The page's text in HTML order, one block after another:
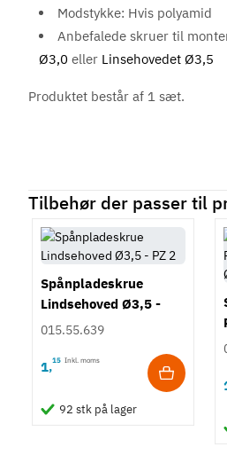
Modstykke: Hvis polyamid
Anbefalede skruer til
Ø3,0 eller Linsehovedet Ø3,5
Produktet består af 1 sæt.
Tilbehør der passer til
Spånpladeskrue
Lindsehoved Ø3,5 -
PZ2
015.55.639
1,15 Inkl. moms
92 stk på lager